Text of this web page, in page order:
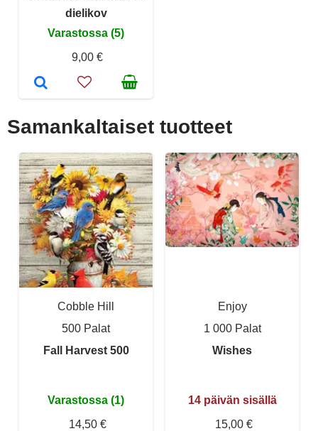
dielikov
Varastossa (5)
9,00 €
Samankaltaiset tuotteet
Cobble Hill
500 Palat
Fall Harvest 500
Varastossa (1)
14,50 €
Enjoy
1 000 Palat
Wishes
14 päivän sisällä
15,00 €